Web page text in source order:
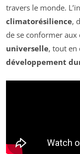
travers le monde.
climatorésilience,
de se conformer aux
universelle, tout en
développement